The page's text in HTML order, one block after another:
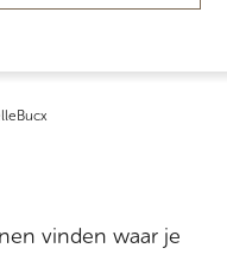
vinden waar je